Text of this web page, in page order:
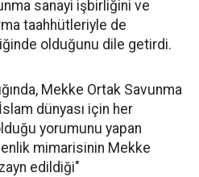
sanayi işbirliğini ve
taahhütleriyle de
olduğunu dile getirdi.
Mekke Ortak Savunma
dünyası için her
yorumunu yapan
mimarisinin Mekke
edildiği"